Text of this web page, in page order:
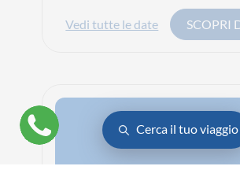
Vedi tutte le date SCOPRI
Cerca il tuo viaggio